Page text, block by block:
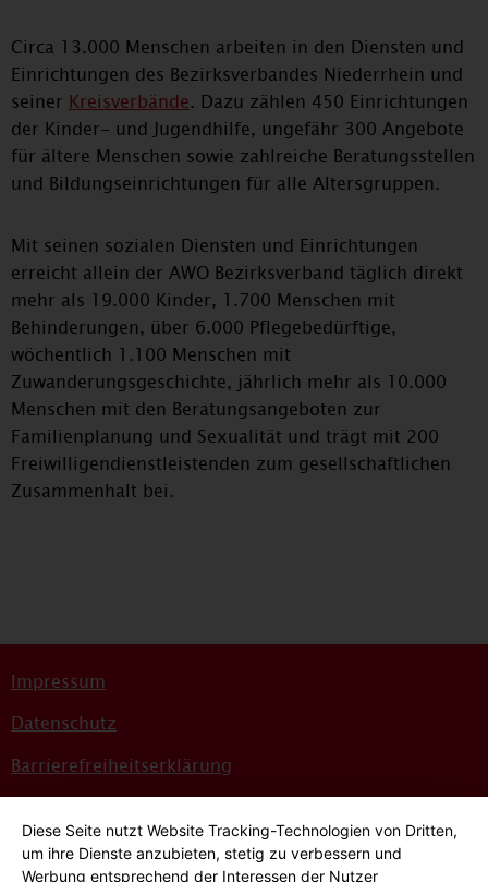
Circa 13.000 Menschen arbeiten in den Diensten und
Einrichtungen des Bezirksverbandes Niederrhein und
seiner Kreisverbände. Dazu zählen 450 Einrichtungen
der Kinder- und Jugendhilfe, ungefähr 300 Angebote
für ältere Menschen sowie zahlreiche Beratungsstellen
und Bildungseinrichtungen für alle Altersgruppen.
Mit seinen sozialen Diensten und Einrichtungen
erreicht allein der AWO Bezirksverband täglich direkt
mehr als 19.000 Kinder, 1.700 Menschen mit
Behinderungen, über 6.000 Pflegebedürftige,
wöchentlich 1.100 Menschen mit
Zuwanderungsgeschichte, jährlich mehr als 10.000
Menschen mit den Beratungsangeboten zur
Familienplanung und Sexualität und trägt mit 200
Freiwilligendienstleistenden zum gesellschaftlichen
Zusammenhalt bei.
Impressum
Datenschutz
Barrierefreiheitserklärung
Bildnachweise
Diese Seite nutzt Website Tracking-Technologien von Dritten,
um ihre Dienste anzubieten, stetig zu verbessern und
Werbung entsprechend der Interessen der Nutzer